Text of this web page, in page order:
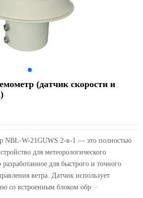
(датчик скорости и
NBL-W-21GUWS 2-в-1 — это полностью
для метеорологического
для быстрого и точного
ветра. Датчик использует
со встроенным блоком обр···